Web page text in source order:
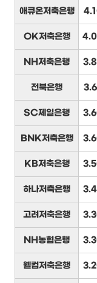
애큐온저축은행
OK저축은행
NH저축은행
전북은행
SC제일은행
BNK저축은행
KB저축은행
하나저축은행
고려저축은행
NH농협은행
웰컴저축은행